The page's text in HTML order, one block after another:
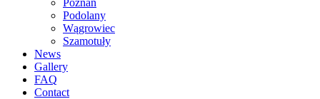
Poznań
Podolany
Wągrowiec
Szamotuły
News
Gallery
FAQ
Contact